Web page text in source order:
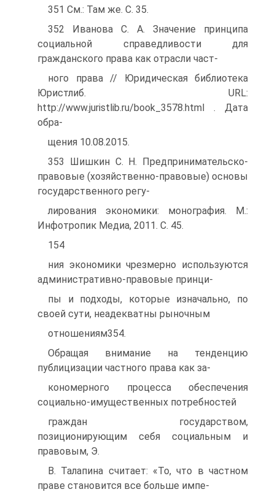
351 См.: Там же. С. 35.
352 Иванова С. А. Значение принципа
социальной справедливости для
гражданского права как отрасли част-
ного права // Юридическая библиотека
Юристлиб. URL:
http://www.juristlib.ru/book_3578.html . Дата
обра-
щения 10.08.2015.
353 Шишкин С. Н. Предпринимательско-
правовые (хозяйственно-правовые) основы
государственного регу-
лирования экономики: монография. М.:
Инфотропик Медиа, 2011. С. 45.
154
ния экономики чрезмерно используются
административно-правовые принци-
пы и подходы, которые изначально, по
своей сути, неадекватны рыночным
отношениям354.
Обращая внимание на тенденцию
публицизации частного права как за-
кономерного процесса обеспечения
социально-имущественных потребностей
граждан государством,
позиционирующим себя социальным и
правовым, Э.
В. Талапина считает: «То, что в частном
праве становится все больше импе-